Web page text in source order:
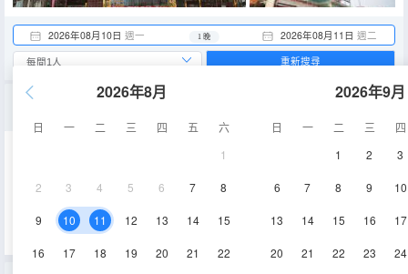
2026年08月10日 週一 2026年08月11日 週二
1 晚
2026年8月
日 一 二 三 四 五
六
1
2 3 4 5 6 7 8
9 10 11 12 13 14 15
16 17 18 19 20 21 22
2026年9月
日 一 二 三
四
1
2 3
6 7 8 9 10
13 14 15 16 17
20 21 22 23 24
重新搜尋
空調